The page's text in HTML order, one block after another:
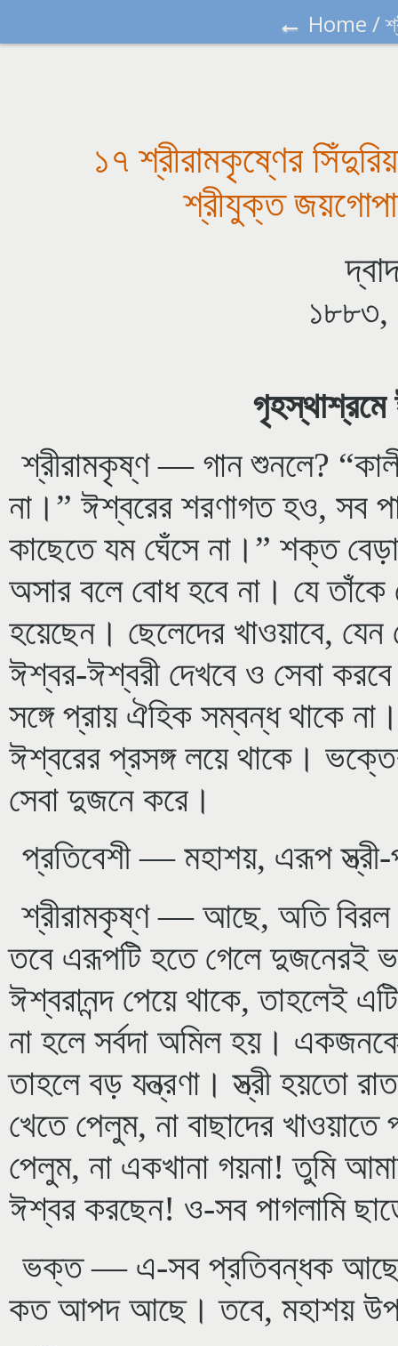
← Home /
১৭ শ্রীরামকৃষ্ণের
শ্রীযুক্ত
১৮৮৩,
শ্রীরামকৃষ্ণ — গান শুনলে?
না।” ঈশ্বরের শরণাগত হও, সব
কাছেতে যম ঘেঁসে না।” শক্ত
অসার বলে বোধ হবে না। যে তাঁকে
হয়েছেন। ছেলেদের খাওয়াবে,
ঈশ্বর-ঈশ্বরী দেখবে ও সেবা
সঙ্গে প্রায় ঐহিক সম্বন্ধ থাকে
ঈশ্বরের প্রসঙ্গ লয়ে থাকে।
সেবা দুজনে করে।
প্রতিবেশী — মহাশয়, এরূপ
শ্রীরামকৃষ্ণ — আছে, অতি বিরল।
তবে এরূপটি হতে গেলে দুজনেরই
ঈশ্বরানন্দ পেয়ে থাকে, তাহলেই
না হলে সর্বদা অমিল হয়।
তাহলে বড় যন্ত্রণা। স্ত্রী হয়তো
খেতে পেলুম, না বাছাদের
পেলুম, না একখানা গয়না! তুমি
ঈশ্বর করছেন! ও-সব পাগলামি
ভক্ত — এ-সব প্রতিবন্ধক আছে,
কত আপদ আছে। তবে, মহাশয়